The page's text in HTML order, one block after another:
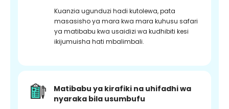
Kuanzia ugunduzi hadi kutolewa, pata
masasisho ya mara kwa mara kuhusu safari
ya matibabu kwa usaidizi wa kudhibiti kesi
ikijumuisha hati mbalimbali.
Matibabu ya kirafiki na uhifadhi wa
nyaraka bila usumbufu